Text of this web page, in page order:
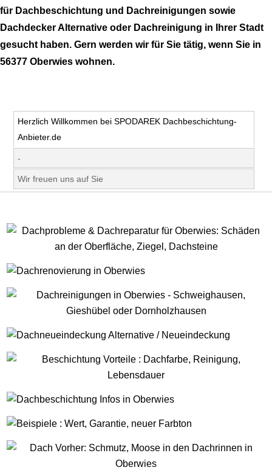
für Dachbeschichtung und Dachreinigungen sowie
Dachdecker Alternative oder Dachreinigung in Ihrer Stadt
gesucht haben. Gern werden wir für Sie tätig, wenn Sie in
56377 Oberwies wohnen.
Herzlich Willkommen bei SPODAREK Dachbeschichtung-
Anbieter.de
-
Wir freuen uns auf Sie